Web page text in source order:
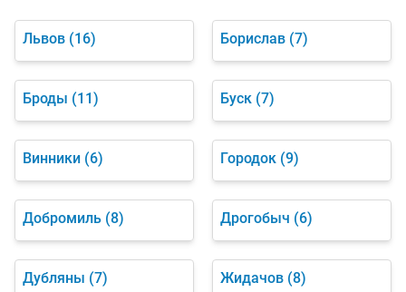
Львов (16) Борислав (7)
Броды (11) Буск (7)
Винники (6) Городок (9)
Добромиль (8) Дрогобыч (6)
Дубляны (7) Жидачов (8)